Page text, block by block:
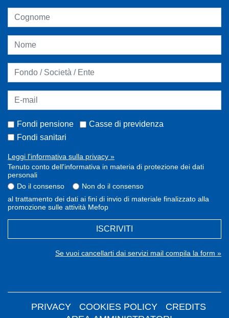
Fondi pensione
Casse di previdenza
Fondi sanitari
Leggi l'informativa sulla privacy »
Tenuto conto dell'informativa in materia di protezione dei dati
personali
Do il consenso
Non do il consenso
al trattamento dei dati ai fini di invio di materiale finalizzato alla
promozione sulle attività Mefop
ISCRIVITI
Se vuoi cancellarti dai servizi mail compila la form »
PRIVACY COOKIES POLICY
CREDITS